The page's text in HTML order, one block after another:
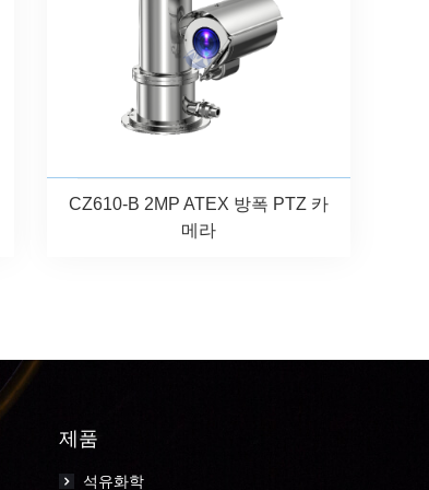
CZ610-B 2MP ATEX 방폭 PTZ 카
메라
제품
석유화학